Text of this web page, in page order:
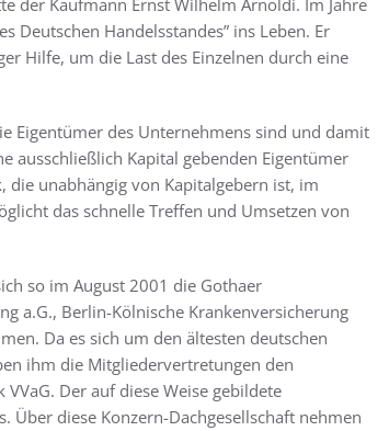
der Kaufmann Ernst Wilhelm Arnoldi. Im Jahre
Deutschen Handelsstandes” ins Leben. Er
Hilfe, um die Last des Einzelnen durch eine
Eigentümer des Unternehmens sind und damit
ausschließlich Kapital gebenden Eigentümer
unabhängig von Kapitalgebern ist, im
das schnelle Treffen und Umsetzen von
so im August 2001 die Gothaer
a.G., Berlin-Kölnische Krankenversicherung
Da es sich um den ältesten deutschen
ihm die Mitgliedervertretungen den
Der auf diese Weise gebildete
Über diese Konzern-Dachgesellschaft nehmen